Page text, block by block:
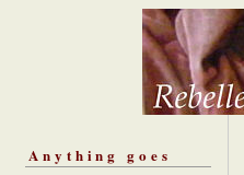
Anything goes